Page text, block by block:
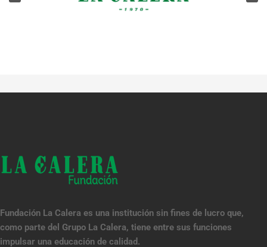
Fundación La Calera es una institución sin fines de lucro que,
como parte del Grupo La Calera, tiene entre sus funciones
impulsar una educación de calidad.